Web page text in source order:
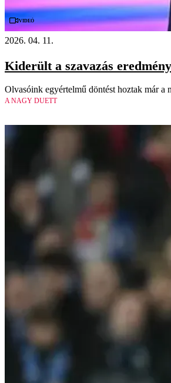
Videó
2026. 04. 11.
Kiderült a szavazás
Olvasóink egyértelmű döntést hoztak már a
A NAGY DUETT